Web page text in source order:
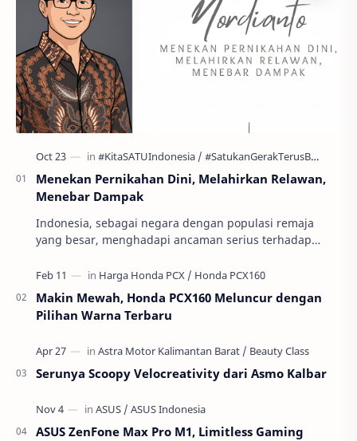
Menekan Pernikahan Dini, Melahirkan Relawan,
Menebar Dampak
Indonesia, sebagai negara dengan populasi remaja
yang besar, menghadapi ancaman serius terhadap
per…
Makin Mewah, Honda PCX160 Meluncur dengan
Pilihan Warna Terbaru
Serunya Scoopy Velocreativity dari Asmo Kalbar
ASUS ZenFone Max Pro M1, Limitless Gaming